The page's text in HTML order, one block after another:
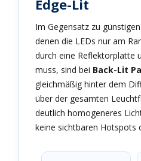
Edge-Lit
Im Gegensatz zu
denen die LEDs nur am
durch eine Reflektorplatte
muss, sind bei Back-Lit
gleichmäßig hinter dem
über der gesamten
deutlich homogeneres
keine sichtbaren Hotspots